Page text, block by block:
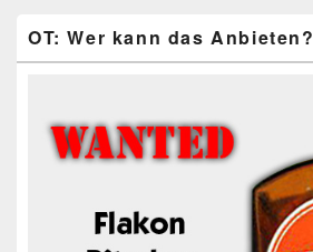
OT: Wer kann das Anbieten?